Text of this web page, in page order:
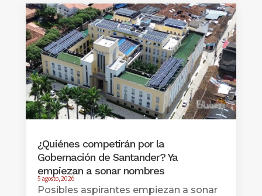
¿Quiénes competirán por la
Gobernación de Santander? Ya
empiezan a sonar nombres
5 agosto, 2026
Posibles aspirantes empiezan a sonar